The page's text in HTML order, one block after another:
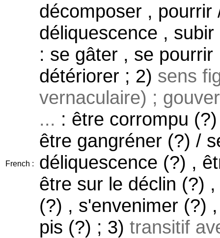
French :
décomposer ,
déliquescence ,
: se gâter , se
détériorer ; 2) sens
vernaculaire) ;
... : être corrompu
être gangréner (?) /
déliquescence (?) ,
être sur le déclin (?)
(?) , s'envenimer (?)
pis (?) ; 3) transitif